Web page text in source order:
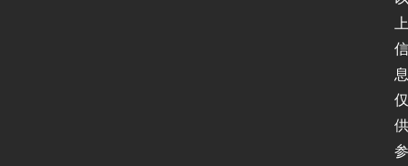
上
信
息
仅
供
参